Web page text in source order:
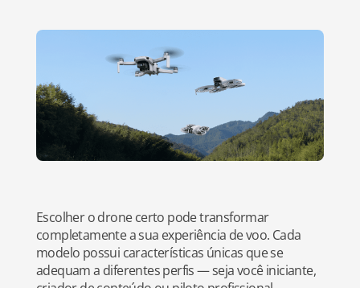
Escolher o drone certo pode transformar
completamente a sua experiência de voo. Cada
modelo possui características únicas que se
adequam a diferentes perfis — seja você iniciante,